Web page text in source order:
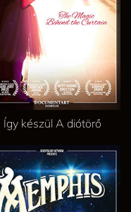
Így készül A diótörő